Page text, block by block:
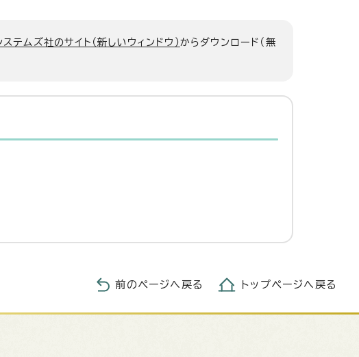
テムズ社のサイト（新しいウィンドウ）からダウンロード（無
前のページへ戻る トップページへ戻る